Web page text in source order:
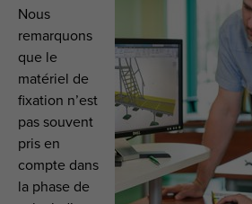
Nous
remarquons
que le
matériel de
fixation n’est
pas souvent
pris en
compte dans
la phase de